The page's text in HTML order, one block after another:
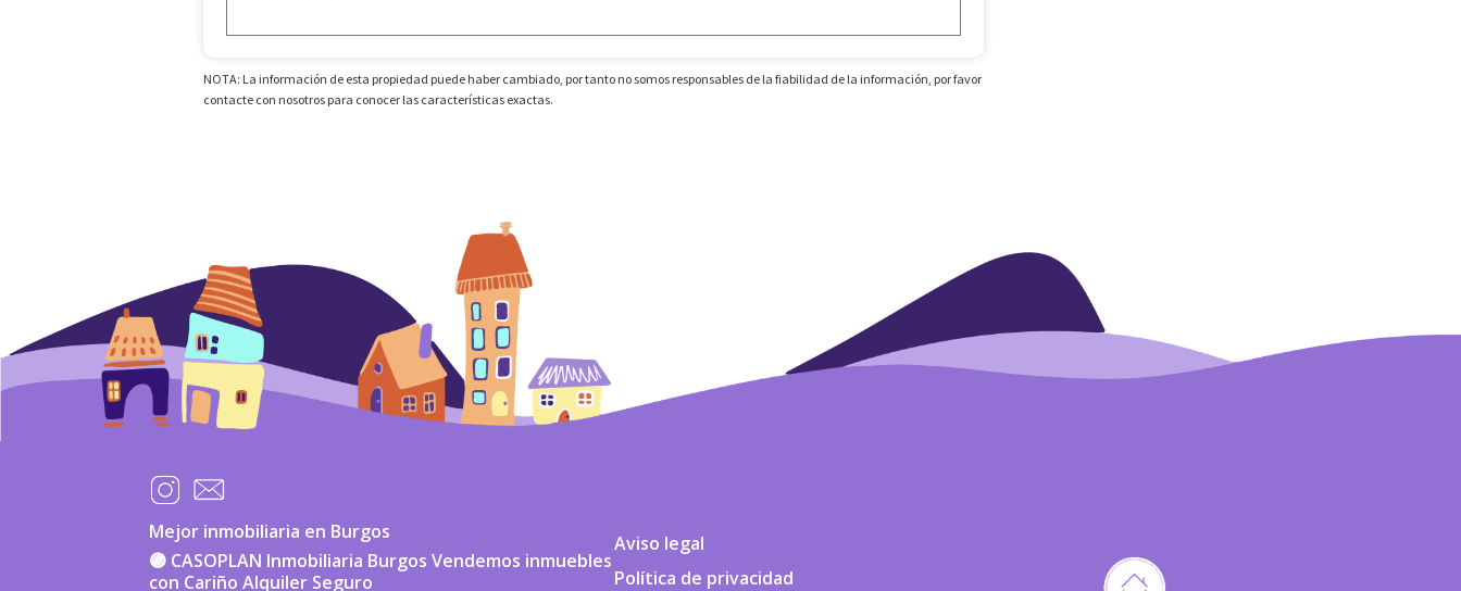
NOTA: La información de esta propiedad puede haber cambiado, por tanto no somos responsables de la fiabilidad de la información, por favor
contacte con nosotros para conocer las características exactas.
Mejor inmobiliaria en Burgos
🟣 CASOPLAN Inmobiliaria Burgos Vendemos inmuebles
con Cariño Alquiler Seguro
Aviso legal
Política de privacidad